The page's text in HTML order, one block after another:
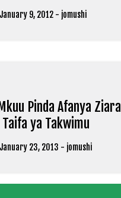
January 9, 2012 - jomushi
Pinda Afanya Ziara
ya Takwimu
January 23, 2013 - jomushi